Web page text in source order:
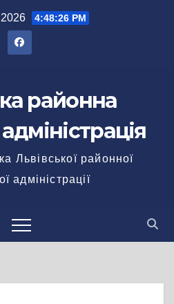
4:48:26 PM
районна
Львівської районної
адміністрації